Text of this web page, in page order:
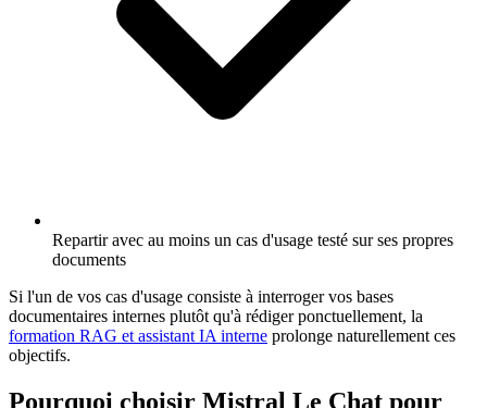
Repartir avec au moins un cas d'usage testé sur ses propres
documents
Si l'un de vos cas d'usage consiste à interroger vos bases
documentaires internes plutôt qu'à rédiger ponctuellement, la
formation RAG et assistant IA interne prolonge naturellement ces
objectifs.
Pourquoi choisir Mistral Le Chat pour